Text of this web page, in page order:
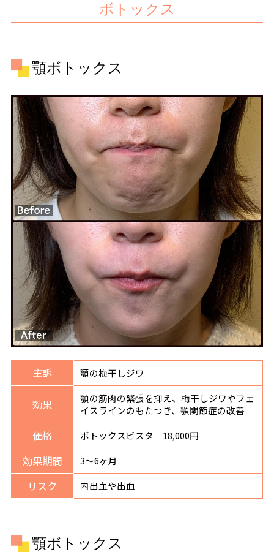
ボトックス
顎ボトックス
主訴 顎の梅干しジワ
効果
顎の筋肉の緊張を抑え、梅干しジワやフェ
イスラインのもたつき、顎関節症の改善
価格 ボトックスビスタ 18,000円
効果期間 3〜6ヶ月
リスク 内出血や出血
顎ボトックス